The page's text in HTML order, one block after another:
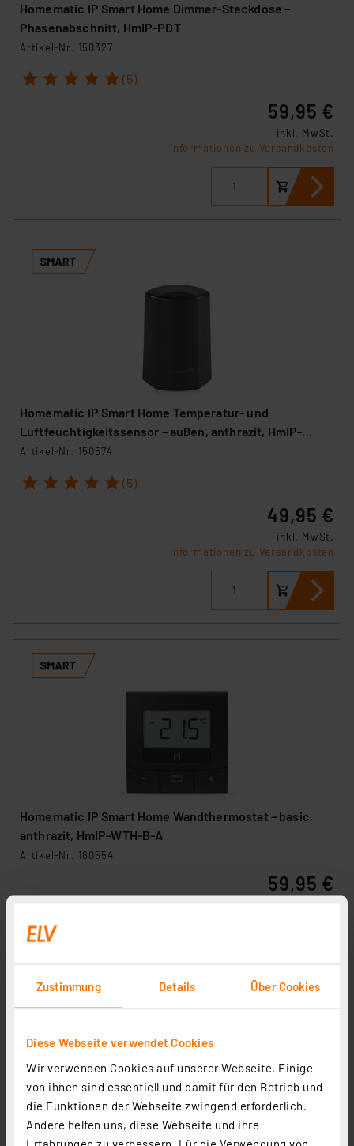
Zustimmung Details Über Cookies
Diese Webseite verwendet Cookies
Wir verwenden Cookies auf unserer Webseite. Einige
von ihnen sind essentiell und damit für den Betrieb und
die Funktionen der Webseite zwingend erforderlich.
Andere helfen uns, diese Webseite und ihre
Erfahrungen zu verbessern. Für die Verwendung von
Homematic IP Smart Home Dimmer-Steckdose –
Phasenabschnitt, HmIP-PDT
Artikel-Nr. 150327
1 2 3 4 5 (5)
59,95 €
inkl. MwSt.
Informationen zu Versandkosten
Homematic IP Smart Home Temperatur- und
Luftfeuchtigkeitssensor – außen, anthrazit, HmIP-
STHO-A
Artikel-Nr. 150574
1 2 3 4 5 (5)
49,95 €
inkl. MwSt.
Informationen zu Versandkosten
Homematic IP Smart Home Wandthermostat – basic,
anthrazit, HmIP-WTH-B-A
Artikel-Nr. 160554
59,95 €